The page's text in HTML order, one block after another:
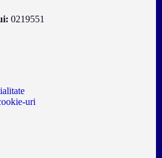
0219551
uri